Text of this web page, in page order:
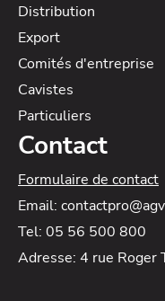
Distribution
Export
Comités d'entreprise
Cavistes
Particuliers
Contact
Formulaire de contact
Email:
Tel: 05 56 500 800
Adresse: 4 rue Roger